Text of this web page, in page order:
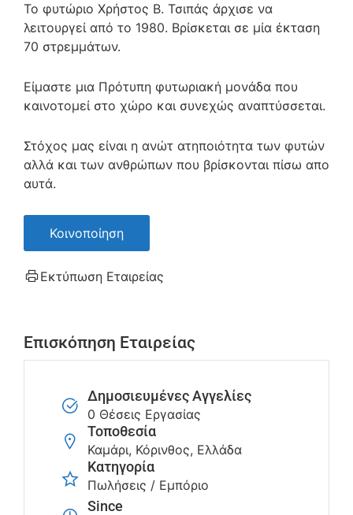
Το φυτώριο Χρήστος Β. Τσιπάς άρχισε να
λειτουργεί από το 1980. Βρίσκεται σε μία έκταση
70 στρεμμάτων.
Είμαστε μια Πρότυπη φυτωριακή μονάδα που
καινοτομεί στο χώρο και συνεχώς αναπτύσσεται.
Στόχος μας είναι η ανώτ ατηποιότητα των φυτών
αλλά και των ανθρώπων που βρίσκονται πίσω απο
αυτά.
Κοινοποίηση
Εκτύπωση Εταιρείας
Επισκόπηση Εταιρείας
Δημοσιευμένες Αγγελίες
0 Θέσεις Εργασίας
Τοποθεσία
Καμάρι, Κόρινθος, Ελλάδα
Κατηγορία
Πωλήσεις / Εμπόριο
Since